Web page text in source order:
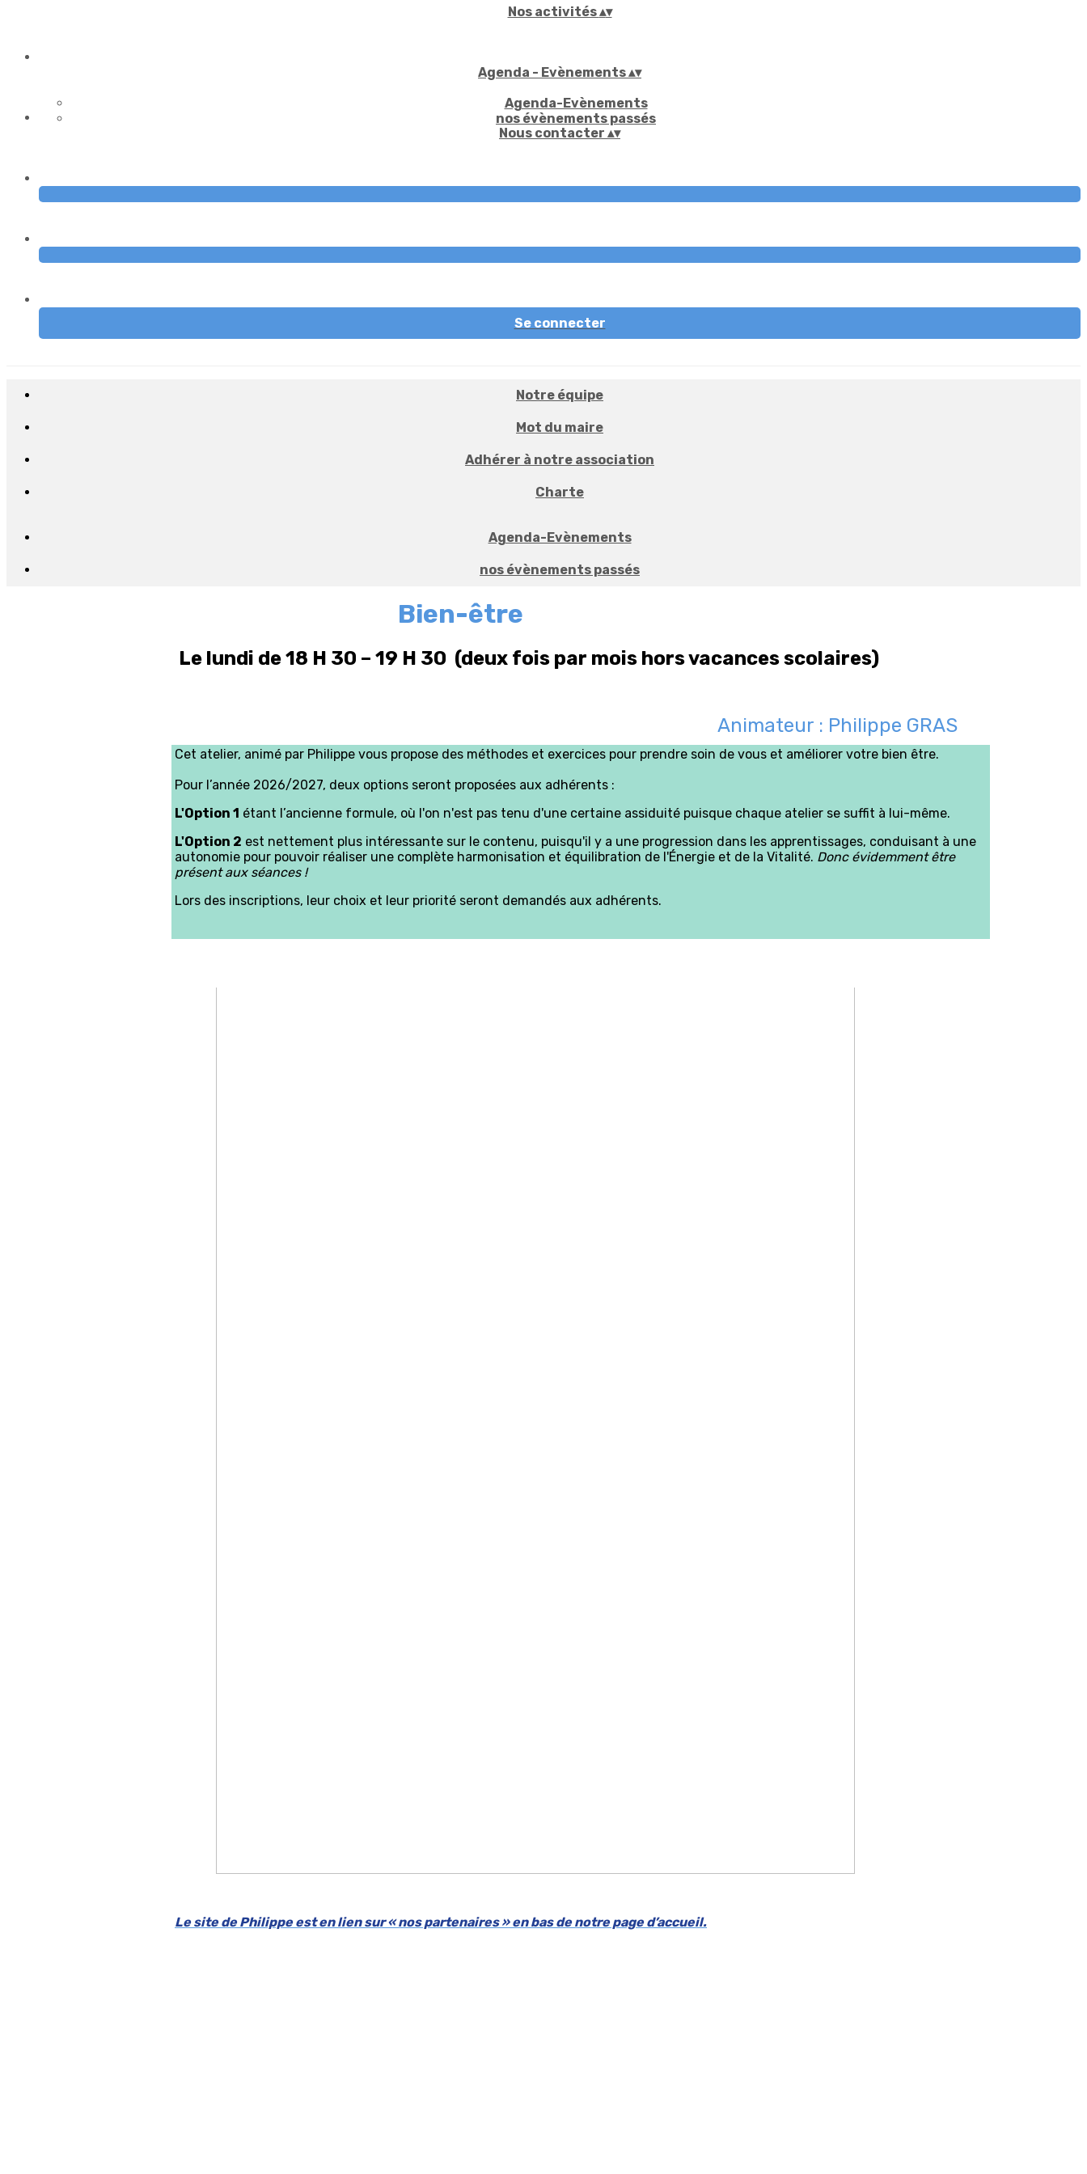
Nos activités▴▾
Agenda - Evènements▴▾
Agenda-Evènements
nos évènements passés
Nous contacter ▴▾
Se connecter
Notre équipe
Mot du maire
Adhérer à notre association
Charte
Agenda-Evènements
nos évènements passés
Bien-être
Le lundi de 18 H 30 – 19 H 30 (deux fois par mois hors vacances scolaires)
Animateur : Philippe GRAS
Cet atelier, animé par Philippe vous propose des méthodes et exercices pour prendre soin de vous et améliorer votre bien être.
Pour l’année 2026/2027, deux options seront proposées aux adhérents :
L'Option 1 étant l’ancienne formule, où l'on n'est pas tenu d'une certaine assiduité puisque chaque atelier se suffit à lui-même.
L'Option 2 est nettement plus intéressante sur le contenu, puisqu'il y a une progression dans les apprentissages, conduisant à une
autonomie pour pouvoir réaliser une complète harmonisation et équilibration de l'Énergie et de la Vitalité. Donc évidemment être
présent aux séances !
Lors des inscriptions, leur choix et leur priorité seront demandés aux adhérents.
Le site de Philippe est en lien sur « nos partenaires » en bas de notre page d’accueil.